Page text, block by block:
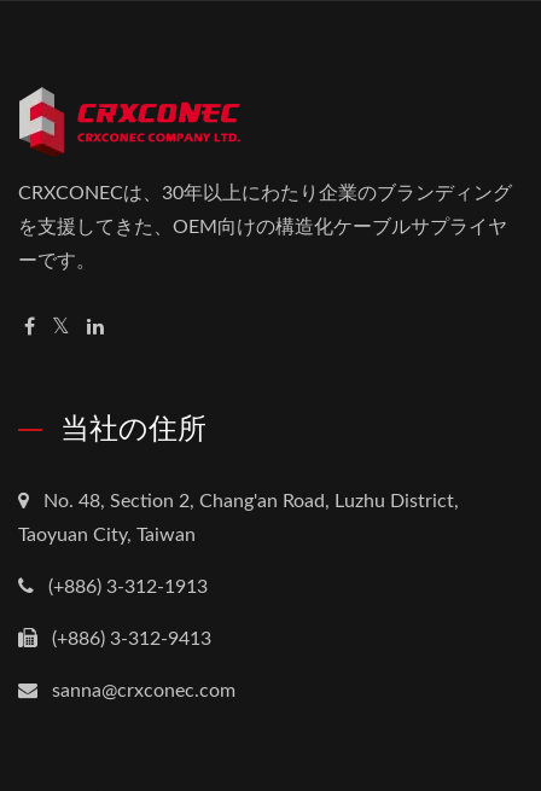
CRXCONECは、30年以上にわたり企業のブランディング
を支援してきた、OEM向けの構造化ケーブルサプライヤ
ーです。
当社の住所
No. 48, Section 2, Chang'an Road, Luzhu District,
Taoyuan City, Taiwan
(+886) 3-312-1913
(+886) 3-312-9413
sanna@crxconec.com